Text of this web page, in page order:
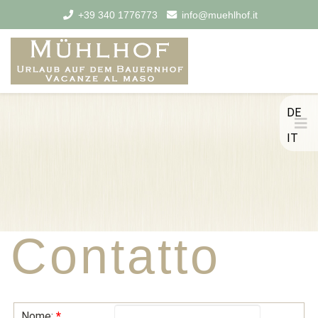
DE
IT
+39 340 1776773 info@muehlhof.it
Contatto